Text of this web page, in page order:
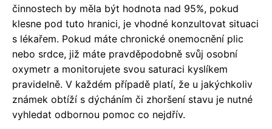
činnostech by měla být hodnota nad 95%, pokud
klesne pod tuto hranici, je vhodné konzultovat situaci
s lékařem. Pokud máte chronické onemocnění plic
nebo srdce, již máte pravděpodobně svůj osobní
oxymetr a monitorujete svou saturaci kyslíkem
pravidelně. V každém případě platí, že u jakýchkoliv
známek obtíží s dýcháním či zhoršení stavu je nutné
vyhledat odbornou pomoc co nejdřív.